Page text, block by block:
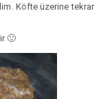
Köfte üzerine tekrar
🙂